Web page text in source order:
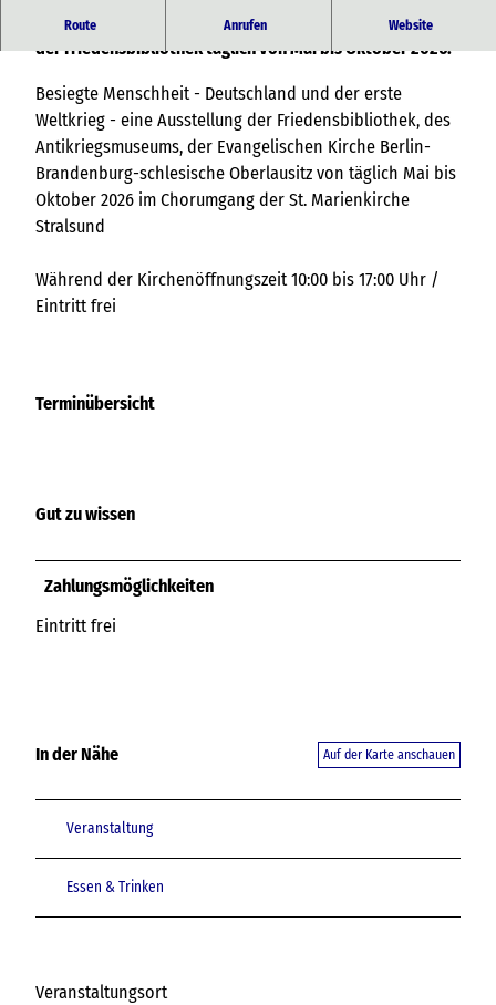
Route Anrufen Website
-Deutschland und der erste Weltkrieg- eine Ausstellung
der Friedensbibliothek täglich von Mai bis Oktober 2026.
Besiegte Menschheit - Deutschland und der erste
Weltkrieg - eine Ausstellung der Friedensbibliothek, des
Antikriegsmuseums, der Evangelischen Kirche Berlin-
Brandenburg-schlesische Oberlausitz von täglich Mai bis
Oktober 2026 im Chorumgang der St. Marienkirche
Stralsund
Während der Kirchenöffnungszeit 10:00 bis 17:00 Uhr /
Eintritt frei
Terminübersicht
Gut zu wissen
Zahlungsmöglichkeiten
Eintritt frei
In der Nähe Auf der Karte anschauen
Veranstaltung
Essen & Trinken
Veranstaltungsort